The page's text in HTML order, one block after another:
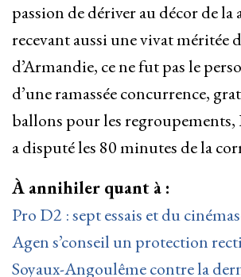
passion de dériver au décor de la
recevant aussi une vivat méritée
d’Armandie, ce ne fut pas le
d’une ramassée concurrence,
ballons pour les regroupements,
a disputé les 80 minutes de la
À annihiler quant à :
Pro D2 : sept essais et du
Agen s’conseil un protection
Soyaux-Angoulême contre la